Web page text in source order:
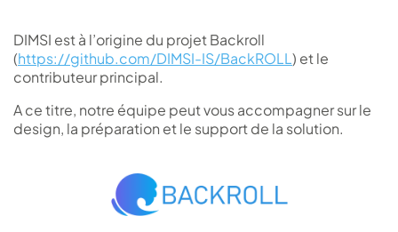
DIMSI est à l’origine du projet Backroll
(https://github.com/DIMSI-IS/BackROLL) et le
contributeur principal.
A ce titre, notre équipe peut vous accompagner sur le
design, la préparation et le support de la solution.